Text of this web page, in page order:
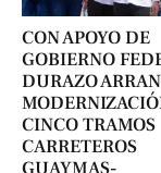
CON APOYO DE
GOBIERNO
DURAZO
CINCO TRAMOS
CARRETEROS